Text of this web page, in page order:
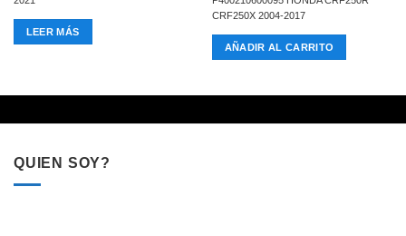
LEER MÁS
CRF250X 2004-2017
AÑADIR AL CARRITO
QUIEN SOY?